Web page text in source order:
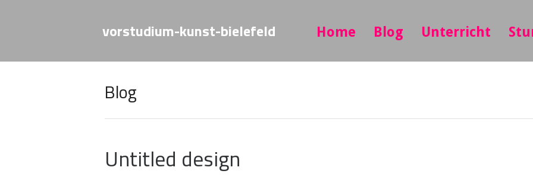
vorstudium-kunst-bielefeld Home Blog Unterricht
Blog
Untitled design